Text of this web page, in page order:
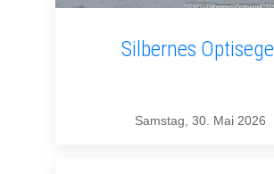
Silbernes Optisegel
Samstag, 30. Mai 2026